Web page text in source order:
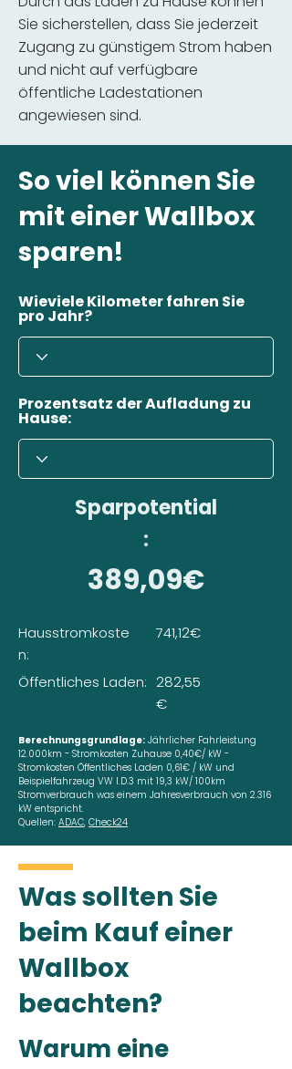
Sie sicherstellen, dass Sie jederzeit
Zugang zu günstigem Strom haben
und nicht auf verfügbare
öffentliche Ladestationen
angewiesen sind.
So viel können Sie
mit einer Wallbox
sparen!
Wieviele Kilometer fahren Sie
pro Jahr?
Prozentsatz der Aufladung zu
Hause:
Sparpotential
:
389,09€
Hausstromkoste
n:
Öffentliches Laden:
741,12€
282,55
€
Berechnungsgrundlage: Jährlicher Fahrleistung
12.000km - Stromkosten Zuhause 0,40€/ kW -
Stromkosten Öffentliches Laden 0,61€ / kW und
Beispielfahrzeug VW I.D.3 mit 19,3 kW/ 100km
Stromverbrauch was einem Jahresverbrauch von 2.316
kW entspricht.
Quellen: ADAC, Check24
Was sollten Sie
beim Kauf einer
Wallbox
beachten?
Warum eine